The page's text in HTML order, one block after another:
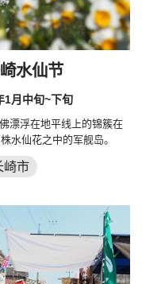
水仙节
1月中旬~下旬
漂浮在地平线上的锦簇在
水仙花之中的军舰岛。
崎市